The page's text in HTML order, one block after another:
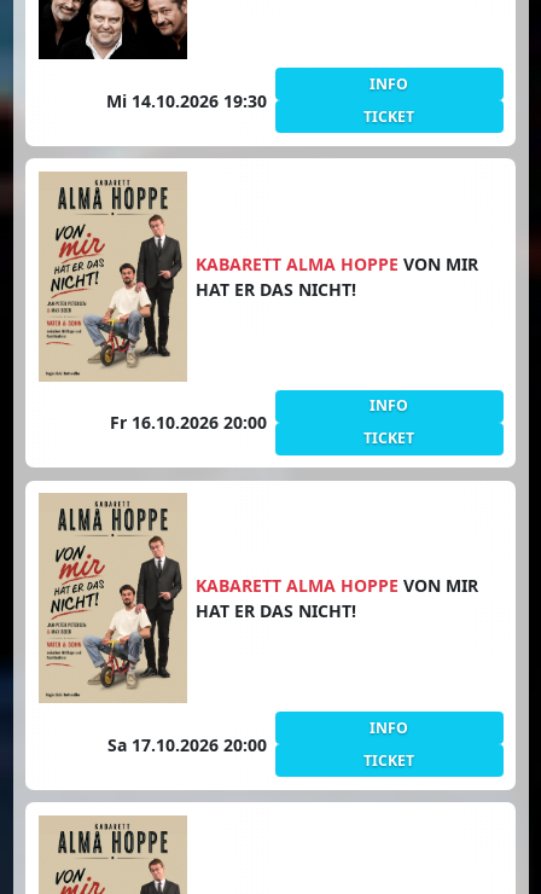
Mi 14.10.2026 19:30
INFO
TICKET
KABARETT ALMA HOPPE VON MIR
HAT ER DAS NICHT!
Fr 16.10.2026 20:00
INFO
TICKET
KABARETT ALMA HOPPE VON MIR
HAT ER DAS NICHT!
Sa 17.10.2026 20:00
INFO
TICKET